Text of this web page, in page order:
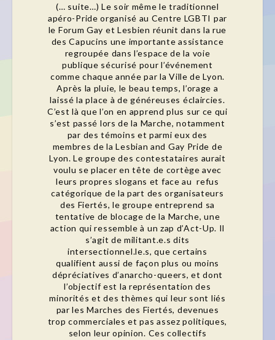
(… suite…) Le soir même le traditionnel
apéro-Pride organisé au Centre LGBTI par
le Forum Gay et Lesbien réunit dans la rue
des Capucins une importante assistance
regroupée dans l’espace de la voie
publique sécurisé pour l’événement
comme chaque année par la Ville de Lyon.
Après la pluie, le beau temps, l’orage a
laissé la place à de généreuses éclaircies.
C’est là que l’on en apprend plus sur ce qui
s’est passé lors de la Marche, notamment
par des témoins et parmi eux des
membres de la Lesbian and Gay Pride de
Lyon. Le groupe des contestataires aurait
voulu se placer en tête de cortège avec
leurs propres slogans et face au refus
catégorique de la part des organisateurs
des Fiertés, le groupe entreprend sa
tentative de blocage de la Marche, une
action qui ressemble à un zap d’Act-Up. Il
s’agit de militant.e.s dits
intersectionnel.le.s, que certains
qualifient aussi de façon plus ou moins
dépréciatives d’anarcho-queers, et dont
l’objectif est la représentation des
minorités et des thèmes qui leur sont liés
par les Marches des Fiertés, devenues
trop commerciales et pas assez politiques,
selon leur opinion. Ces collectifs